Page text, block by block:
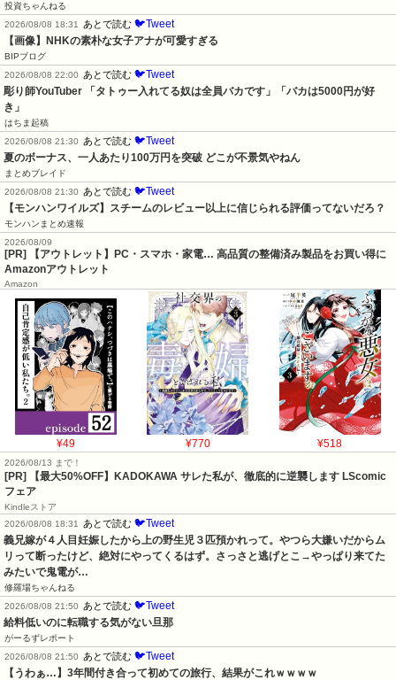
投資ちゃんねる
2026/08/08 18:31
あとで読む 🐦Tweet
【画像】NHKの素朴な女子アナが可愛すぎる
BIPブログ
2026/08/08 22:00
あとで読む 🐦Tweet
彫り師YouTuber 「タトゥー入れてる奴は全員バカです」「バカは5000円が好
き」
はちま起稿
2026/08/08 21:30
あとで読む 🐦Tweet
夏のボーナス、一人あたり100万円を突破 どこが不景気やねん
まとめブレイド
2026/08/08 21:30
あとで読む 🐦Tweet
【モンハンワイルズ】スチームのレビュー以上に信じられる評価ってないだろ？
モンハンまとめ速報
2026/08/09
[PR] 【アウトレット】PC・スマホ・家電… 高品質の整備済み製品をお買い得に
Amazonアウトレット
Amazon
¥49 ¥770 ¥518
2026/08/13 まで！
[PR] 【最大50%OFF】KADOKAWA サレた私が、徹底的に逆襲します LScomic
フェア
Kindleストア
2026/08/08 18:31
あとで読む 🐦Tweet
義兄嫁が４人目妊娠したから上の野生児３匹預かれって。やつら大嫌いだからム
リって断ったけど、絶対にやってくるはず。さっさと逃げとこ→やっぱり来てた
みたいで鬼電が…
修羅場ちゃんねる
2026/08/08 21:50
あとで読む 🐦Tweet
給料低いのに転職する気がない旦那
がーるずレポート
2026/08/08 21:50
あとで読む 🐦Tweet
【うわぁ…】3年間付き合って初めての旅行、結果がこれｗｗｗｗ